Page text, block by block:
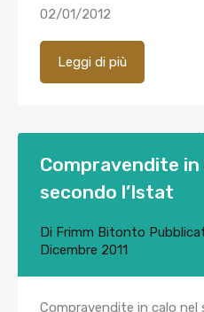
02/01/2012
Leggi di più
Compravendite in
secondo l’Istat
Di Frimm Bitonto
Dicembre 2011
Compravendite in calo